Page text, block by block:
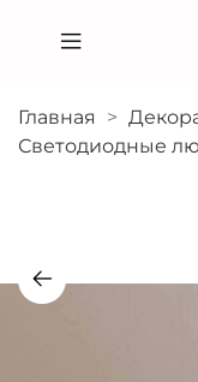
Главная
Светодиодные